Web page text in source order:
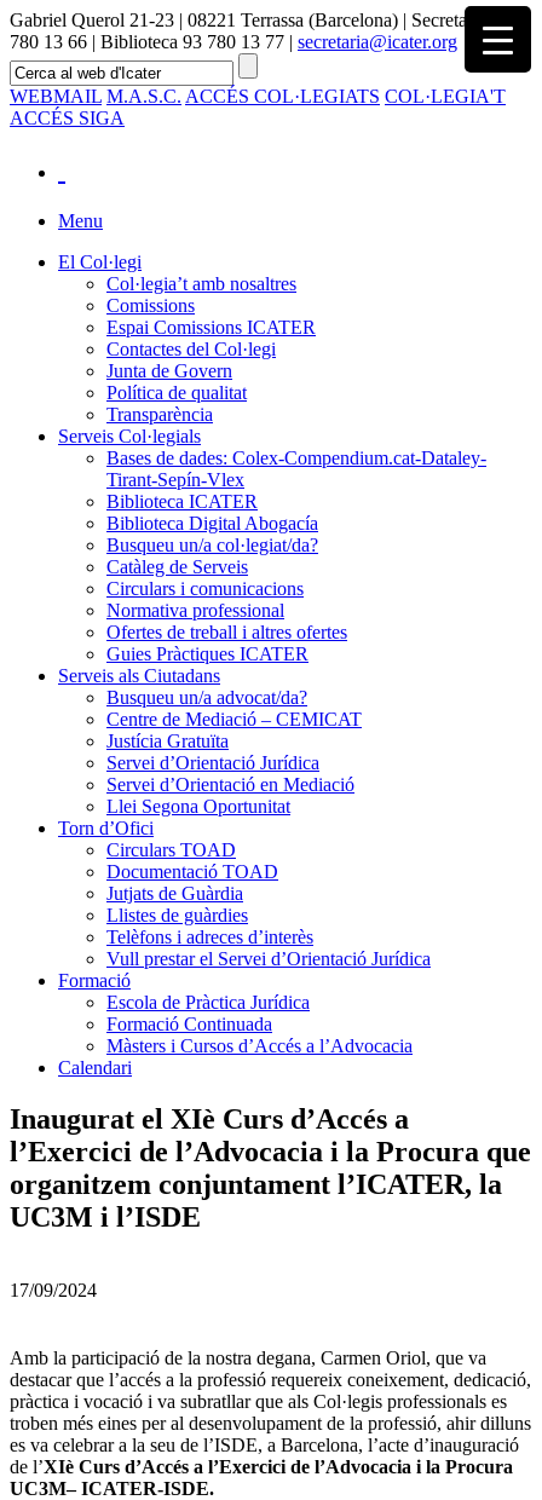
Gabriel Querol 21-23 | 08221 Terrassa (Barcelona) | Secretaria 93
780 13 66 | Biblioteca 93 780 13 77 | secretaria@icater.org
WEBMAIL M.A.S.C. ACCÉS COL·LEGIATS COL·LEGIA'T
ACCÉS SIGA
Menu
El Col·legi
Col·legia’t amb nosaltres
Comissions
Espai Comissions ICATER
Contactes del Col·legi
Junta de Govern
Política de qualitat
Transparència
Serveis Col·legials
Bases de dades: Colex-Compendium.cat-Dataley-
Tirant-Sepín-Vlex
Biblioteca ICATER
Biblioteca Digital Abogacía
Busqueu un/a col·legiat/da?
Catàleg de Serveis
Circulars i comunicacions
Normativa professional
Ofertes de treball i altres ofertes
Guies Pràctiques ICATER
Serveis als Ciutadans
Busqueu un/a advocat/da?
Centre de Mediació – CEMICAT
Justícia Gratuïta
Servei d’Orientació Jurídica
Servei d’Orientació en Mediació
Llei Segona Oportunitat
Torn d’Ofici
Circulars TOAD
Documentació TOAD
Jutjats de Guàrdia
Llistes de guàrdies
Telèfons i adreces d’interès
Vull prestar el Servei d’Orientació Jurídica
Formació
Escola de Pràctica Jurídica
Formació Continuada
Màsters i Cursos d’Accés a l’Advocacia
Calendari
Inaugurat el XIè Curs d’Accés a
l’Exercici de l’Advocacia i la Procura que
organitzem conjuntament l’ICATER, la
UC3M i l’ISDE
17/09/2024
Amb la participació de la nostra degana, Carmen Oriol, que va
destacar que l’accés a la professió requereix coneixement, dedicació,
pràctica i vocació i va subratllar que als Col·legis professionals es
troben més eines per al desenvolupament de la professió, ahir dilluns
es va celebrar a la seu de l’ISDE, a Barcelona, l’acte d’inauguració
de l’XIè Curs d’Accés a l’Exercici de l’Advocacia i la Procura
UC3M– ICATER-ISDE.